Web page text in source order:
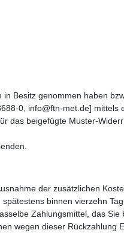
Besitz genommen haben
0, info@ftn-met.de] mittels
das beigefügte Muster-
der zusätzlichen
binnen vierzehn
Zahlungsmittel, das Sie
wegen dieser Rückzahlung